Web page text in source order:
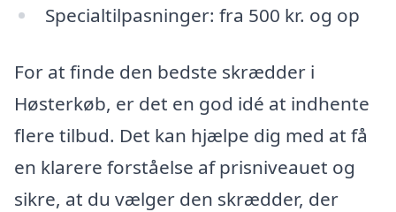
Specialtilpasninger: fra 500 kr. og op
For at finde den bedste skrædder i
Høsterkøb, er det en god idé at indhente
flere tilbud. Det kan hjælpe dig med at få
en klarere forståelse af prisniveauet og
sikre, at du vælger den skrædder, der